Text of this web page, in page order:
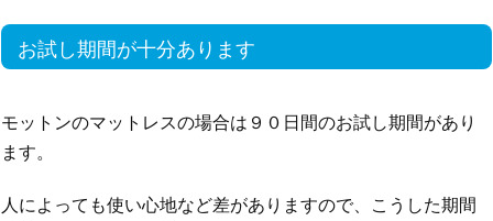
お試し期間が十分あります
モットンのマットレスの場合は９０日間のお試し期間があり
ます。
人によっても使い心地など差がありますので、こうした期間